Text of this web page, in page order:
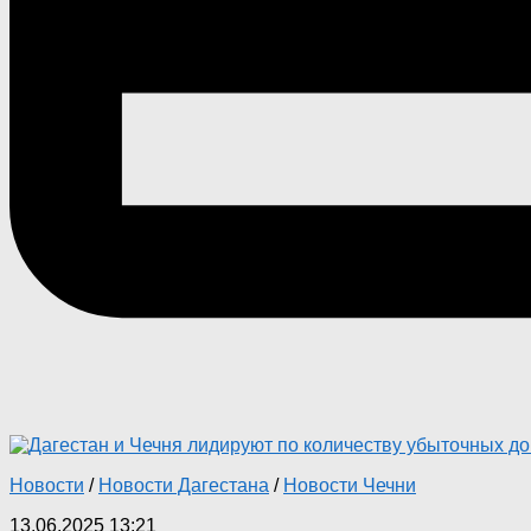
Новости / Новости Дагестана / Новости Чечни
13.06.2025 13:21